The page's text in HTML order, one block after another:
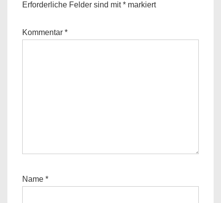
Erforderliche Felder sind mit* markiert
Kommentar *
Name *